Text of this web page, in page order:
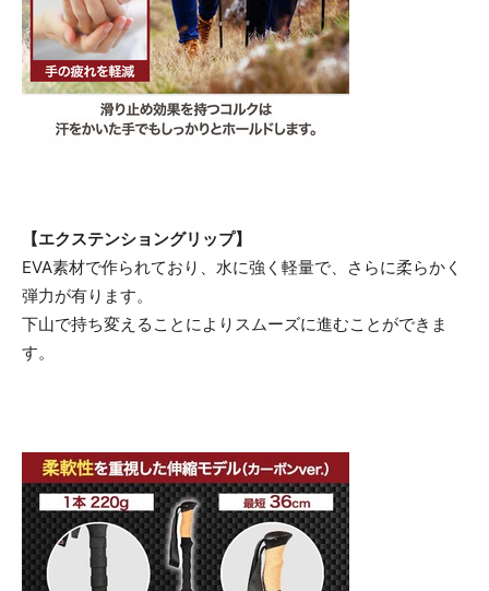
【エクステンショングリップ】
EVA素材で作られており、水に強く軽量で、さらに柔らかく
弾力が有ります。
下山で持ち変えることによりスムーズに進むことができま
す。